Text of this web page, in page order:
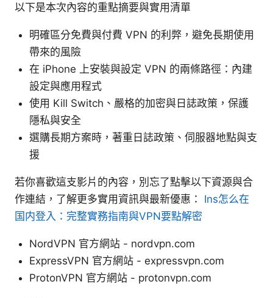
以下是本次內容的重點摘要與實用清單
明確區分免費與付費 VPN 的利弊，避免長期使用
帶來的風險
在 iPhone 上安裝與設定 VPN 的兩條路徑：內建
設定與應用程式
使用 Kill Switch、嚴格的加密與日誌政策，保護
隱私與安全
選購長期方案時，著重日誌政策、伺服器地點與支
援
若你喜歡這支影片的內容，別忘了點擊以下資源與合
作連結，了解更多實用資訊與最新優惠： Ins怎么在
国内登入：完整實務指南與VPN要點解密
NordVPN 官方網站 - nordvpn.com
ExpressVPN 官方網站 - expressvpn.com
ProtonVPN 官方網站 - protonvpn.com